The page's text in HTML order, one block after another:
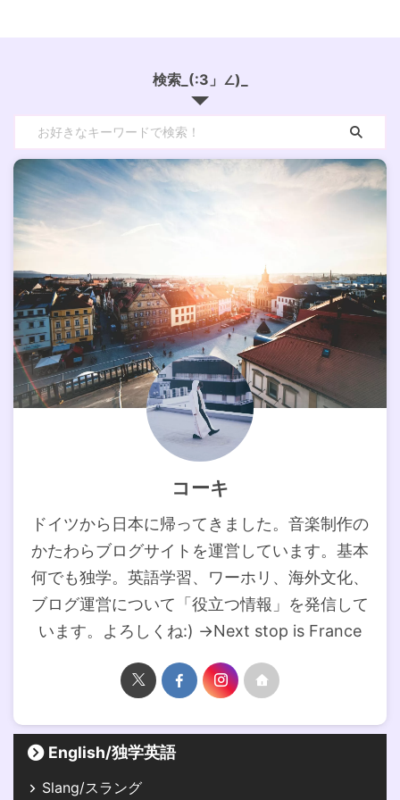
検索_(:3」∠)_
コーキ
ドイツから日本に帰ってきました。音楽制作の
かたわらブログサイトを運営しています。基本
何でも独学。英語学習、ワーホリ、海外文化、
ブログ運営について「役立つ情報」を発信して
います。よろしくね:) →Next stop is France
English/独学英語
Slang/スラング